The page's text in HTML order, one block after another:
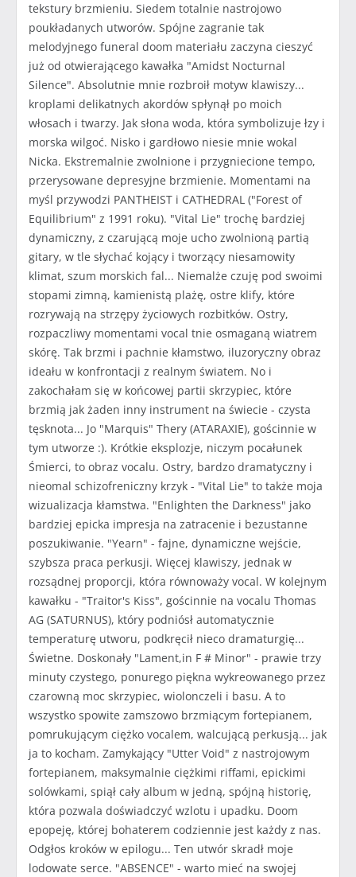
tekstury brzmieniu. Siedem totalnie nastrojowo
poukładanych utworów. Spójne zagranie tak
melodyjnego funeral doom materiału zaczyna cieszyć
już od otwierającego kawałka "Amidst Nocturnal
Silence". Absolutnie mnie rozbroił motyw klawiszy...
kroplami delikatnych akordów spłynął po moich
włosach i twarzy. Jak słona woda, która symbolizuje łzy i
morska wilgoć. Nisko i gardłowo niesie mnie wokal
Nicka. Ekstremalnie zwolnione i przygniecione tempo,
przerysowane depresyjne brzmienie. Momentami na
myśl przywodzi PANTHEIST i CATHEDRAL ("Forest of
Equilibrium" z 1991 roku). "Vital Lie" trochę bardziej
dynamiczny, z czarującą moje ucho zwolnioną partią
gitary, w tle słychać kojący i tworzący niesamowity
klimat, szum morskich fal... Niemalże czuję pod swoimi
stopami zimną, kamienistą plażę, ostre klify, które
rozrywają na strzępy życiowych rozbitków. Ostry,
rozpaczliwy momentami vocal tnie osmaganą wiatrem
skórę. Tak brzmi i pachnie kłamstwo, iluzoryczny obraz
ideału w konfrontacji z realnym światem. No i
zakochałam się w końcowej partii skrzypiec, które
brzmią jak żaden inny instrument na świecie - czysta
tęsknota... Jo "Marquis" Thery (ATARAXIE), gościnnie w
tym utworze :). Krótkie eksplozje, niczym pocałunek
Śmierci, to obraz vocalu. Ostry, bardzo dramatyczny i
nieomal schizofreniczny krzyk - "Vital Lie" to także moja
wizualizacja kłamstwa. "Enlighten the Darkness" jako
bardziej epicka impresja na zatracenie i bezustanne
poszukiwanie. "Yearn" - fajne, dynamiczne wejście,
szybsza praca perkusji. Więcej klawiszy, jednak w
rozsądnej proporcji, która równoważy vocal. W kolejnym
kawałku - "Traitor's Kiss", gościnnie na vocalu Thomas
AG (SATURNUS), który podniósł automatycznie
temperaturę utworu, podkręcił nieco dramaturgię...
Świetne. Doskonały "Lament,in F # Minor" - prawie trzy
minuty czystego, ponurego piękna wykreowanego przez
czarowną moc skrzypiec, wiolonczeli i basu. A to
wszystko spowite zamszowo brzmiącym fortepianem,
pomrukującym ciężko vocalem, walcującą perkusją... jak
ja to kocham. Zamykający "Utter Void" z nastrojowym
fortepianem, maksymalnie ciężkimi riffami, epickimi
solówkami, spiął cały album w jedną, spójną historię,
która pozwala doświadczyć wzlotu i upadku. Doom
epopeję, której bohaterem codziennie jest każdy z nas.
Odgłos kroków w epilogu... Ten utwór skradł moje
lodowate serce. "ABSENCE" - warto mieć na swojej